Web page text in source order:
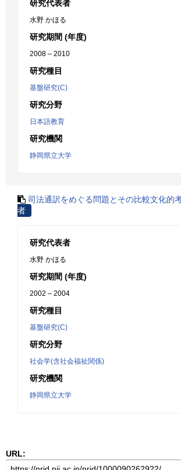
研究代表者
水野 かほる
研究期間 (年度)
2008 – 2010
研究種目
基盤研究(C)
研究分野
日本語教育
研究機関
静岡県立大学
司法通訳をめぐる問題とその比較文化的
者
研究代表者
水野 かほる
研究期間 (年度)
2002 – 2004
研究種目
基盤研究(C)
研究分野
社会学(含社会福祉関係)
研究機関
静岡県立大学
URL: